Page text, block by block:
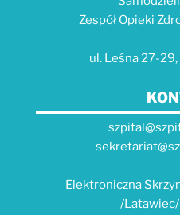
Zespół Opieki
ul. Leśna 27-
Elektroniczna
/